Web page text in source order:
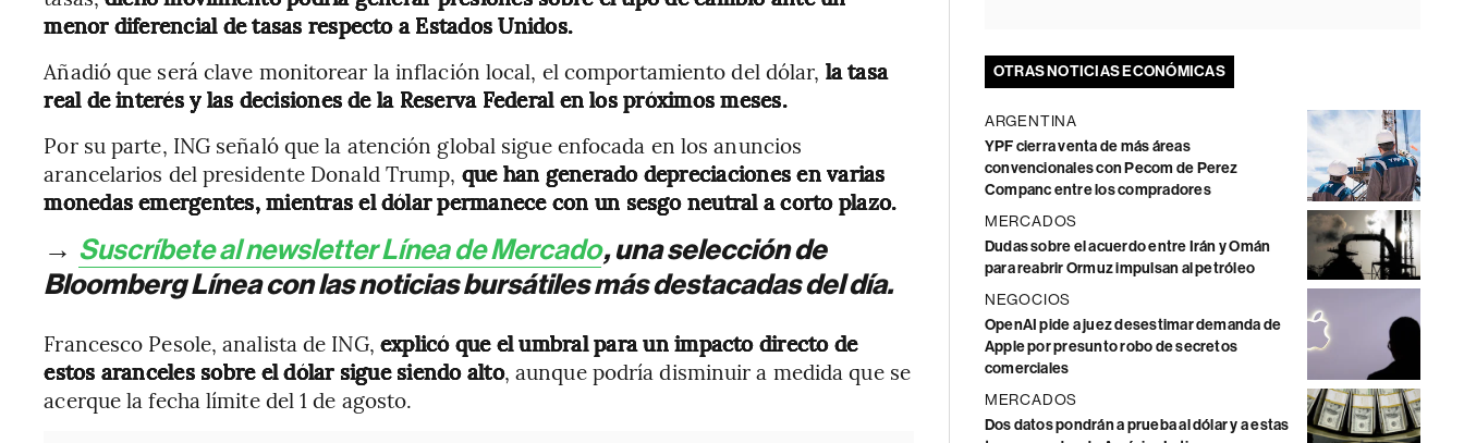
menor diferencial de tasas respecto a Estados Unidos.
Añadió que será clave monitorear la inflación local, el comportamiento del dólar, la tasa
real de interés y las decisiones de la Reserva Federal en los próximos meses.
Por su parte, ING señaló que la atención global sigue enfocada en los anuncios
arancelarios del presidente Donald Trump, que han generado depreciaciones en varias
monedas emergentes, mientras el dólar permanece con un sesgo neutral a corto plazo.
→ Suscríbete al newsletter Línea de Mercado, una selección de
Bloomberg Línea con las noticias bursátiles más destacadas del día.
Francesco Pesole, analista de ING, explicó que el umbral para un impacto directo de
estos aranceles sobre el dólar sigue siendo alto, aunque podría disminuir a medida que se
acerque la fecha límite del 1 de agosto.
OTRAS NOTICIAS ECONÓMICAS
ARGENTINA
YPF cierra venta de más áreas
convencionales con Pecom de Perez
Companc entre los compradores
MERCADOS
Dudas sobre el acuerdo entre Irán y Omán
para reabrir Ormuz impulsan al petróleo
NEGOCIOS
OpenAI pide a juez desestimar demanda de
Apple por presunto robo de secretos
comerciales
MERCADOS
Dos datos pondrán a prueba al dólar y a estas